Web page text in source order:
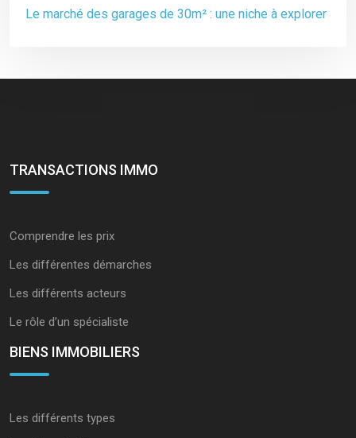
Le marché des garages de 30m² : une niche à explorer
TRANSACTIONS IMMO
Comprendre les prix
Les différentes démarches
Les différents acteurs
Le rôle d’un spécialiste
BIENS IMMOBILIERS
Les différents types